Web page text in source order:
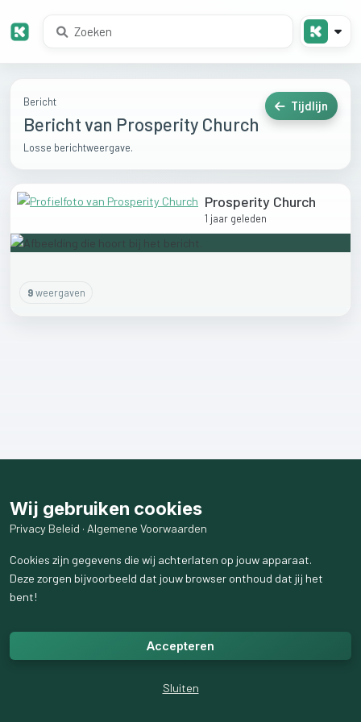
Bericht
Bericht van Prosperity Church
Losse berichtweergave.
Tijdlijn
Prosperity Church
1 jaar geleden
9weergaven
Wij gebruiken cookies
Privacy Beleid · Algemene Voorwaarden
Cookies zijn gegevens die wij achterlaten op jouw apparaat.
Deze zorgen bijvoorbeeld dat jouw browser onthoud dat jij het
bent!
Accepteren
Sluiten